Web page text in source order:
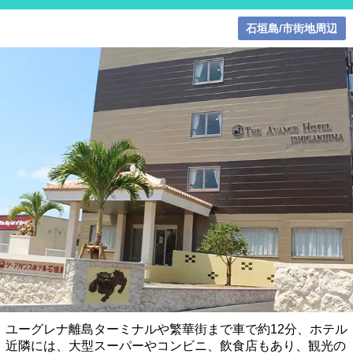
石垣島/市街地周辺
ユーグレナ離島ターミナルや繁華街まで車で約12分、ホテル
近隣には、大型スーパーやコンビニ、飲食店もあり、観光の